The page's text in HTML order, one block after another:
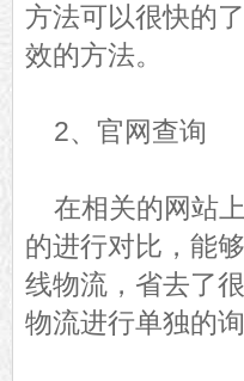
方法可以很快的
效的方法。
2、官网查询
在相关的网站
的进行对比，能
线物流，省去了
物流进行单独的